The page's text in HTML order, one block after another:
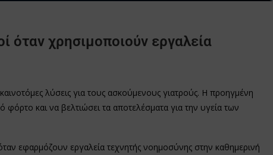
όταν χρησιμοποιούν εργαλεία
λύσεις για τους ασκούμενους γιατρούς. Η προηγμένη
φόρτο και να βελτιώσει τα αποτελέσματα για την υγεία των
εφαρμόζουν εργαλεία τεχνητής νοημοσύνης στην καθημερινή